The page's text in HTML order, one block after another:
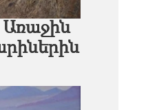
Առաջին